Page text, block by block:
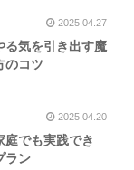
2025.04.27
る気を引き出す魔
のコツ
2025.04.20
庭でも実践でき
ラン